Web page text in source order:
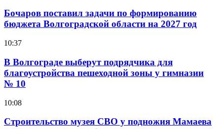
Бочаров поставил задачи по формированию
бюджета Волгоградской области на 2027 год
10:37
В Волгограде выберут подрядчика для
благоустройства пешеходной зоны у гимназии
№ 10
10:08
Строительство музея СВО у подножия Мамаева